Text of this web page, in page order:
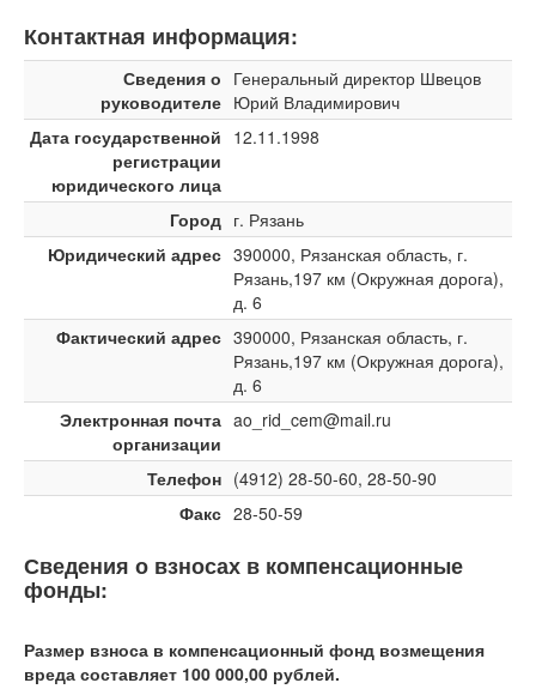
Контактная информация:
Сведения о
руководителе
Генеральный директор Швецов
Юрий Владимирович
Дата государственной
регистрации
юридического лица
12.11.1998
Город г. Рязань
Юридический адрес 390000, Рязанская область, г.
Рязань,197 км (Окружная дорога),
д. 6
Фактический адрес 390000, Рязанская область, г.
Рязань,197 км (Окружная дорога),
д. 6
Электронная почта
организации
ao_rid_cem@mail.ru
Телефон (4912) 28-50-60, 28-50-90
Факс 28-50-59
Сведения о взносах в компенсационные
фонды:
Размер взноса в компенсационный фонд возмещения
вреда составляет 100 000,00 рублей.